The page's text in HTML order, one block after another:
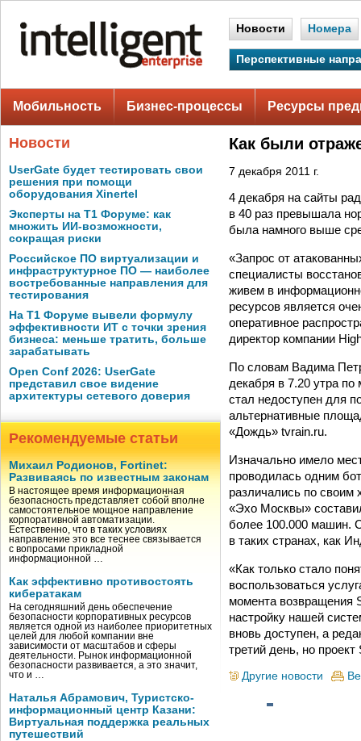
Новости Номера
Перспективные
Мобильность Бизнес-процессы Ресурсы
Новости
UserGate будет тестировать свои
решения при помощи
оборудования Xinertel
Эксперты на Т1 Форуме: как
множить ИИ-возможности,
сокращая риски
Российское ПО виртуализации и
инфраструктурное ПО — наиболее
востребованные направления для
тестирования
На Т1 Форуме вывели формулу
эффективности ИТ с точки зрения
бизнеса: меньше тратить, больше
зарабатывать
Open Conf 2026: UserGate
представил свое видение
архитектуры сетевого доверия
Рекомендуемые статьи
Михаил Родионов, Fortinet:
Развиваясь по известным законам
В настоящее время информационная
безопасность представляет собой вполне
самостоятельное мощное направление
корпоративной автоматизации.
Естественно, что в таких условиях
направление это все теснее связывается
с вопросами прикладной
информационной …
Как эффективно противостоять
кибератакам
На сегодняшний день обеспечение
безопасности корпоративных ресурсов
является одной из наиболее приоритетных
целей для любой компании вне
зависимости от масштабов и сферы
деятельности. Рынок информационной
безопасности развивается, а это значит,
что и …
Наталья Абрамович, Туристско-
информационный центр Казани:
Виртуальная поддержка реальных
путешествий
Как были
7 декабря 2011 г.
4 декабря на сайты
в 40 раз превышала
была намного выше
«Запрос от
специалисты
живем в
ресурсов является
оперативное
директор компании
По словам Вадима
декабря в 7.20 утра по
стал недоступен для
альтернативные
«Дождь» tvrain.ru.
Изначально имело
проводилась одним
различались по своим
«Эхо Москвы»
более 100.000 машин.
в таких странах, как
«Как только стало
воспользоваться
момента возвращения
настройку нашей
вновь доступен, а
третий день, но
Другие новости